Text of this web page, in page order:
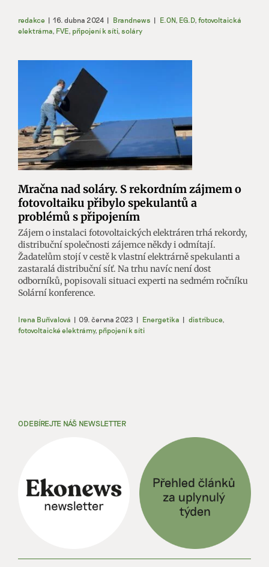
redakce | 16. dubna 2024 | Brandnews | E.ON, EG.D, fotovoltaická
elektrárna, FVE, připojení k síti, soláry
Mračna nad soláry. S rekordním zájmem o
fotovoltaiku přibylo spekulantů a
problémů s připojením
Zájem o instalaci fotovoltaických elektráren trhá rekordy,
distribuční společnosti zájemce někdy i odmítají.
Žadatelům stojí v cestě k vlastní elektrárně spekulanti a
zastaralá distribuční síť. Na trhu navíc není dost
odborníků, popisovali situaci experti na sedmém ročníku
Solární konference.
Irena Buřívalová | 09. června 2023 | Energetika | distribuce,
fotovoltaické elektrárny, připojení k síti
ODEBÍREJTE NÁŠ NEWSLETTER